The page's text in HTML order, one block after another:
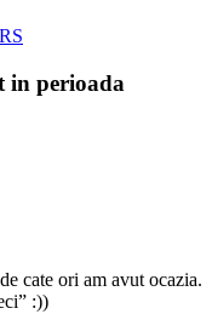
in perioada
cate ori am avut ocazia.
:))